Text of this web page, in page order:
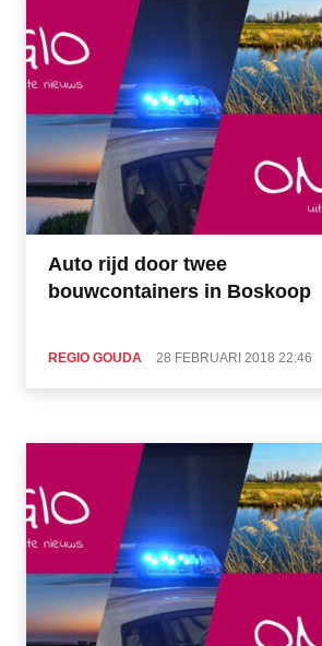
Auto rijd door twee
bouwcontainers in Boskoop
REGIO GOUDA 28 FEBRUARI 2018 22:46